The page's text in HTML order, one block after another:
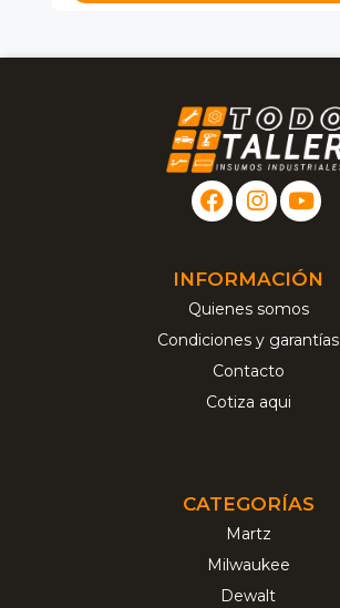
INFORMACIÓN
Quienes somos
Condiciones y garantías
Contacto
Cotiza aqui
CATEGORÍAS
Martz
Milwaukee
Dewalt